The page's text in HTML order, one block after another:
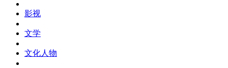
影视
文学
文化人物